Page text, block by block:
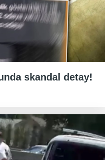
skandal detay!